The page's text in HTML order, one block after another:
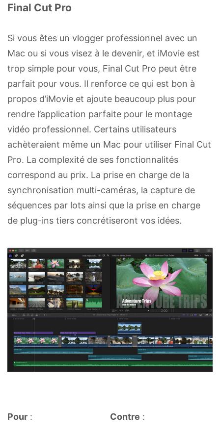
Final Cut Pro
Si vous êtes un vlogger professionnel avec un
Mac ou si vous visez à le devenir, et iMovie est
trop simple pour vous, Final Cut Pro peut être
parfait pour vous. Il renforce ce qui est bon à
propos d’iMovie et ajoute beaucoup plus pour
rendre l’application parfaite pour le montage
vidéo professionnel. Certains utilisateurs
achèteraient même un Mac pour utiliser Final Cut
Pro. La complexité de ses fonctionnalités
correspond au prix. La prise en charge de la
synchronisation multi-caméras, la capture de
séquences par lots ainsi que la prise en charge
de plug-ins tiers concrétiseront vos idées.
Pour : Contre :